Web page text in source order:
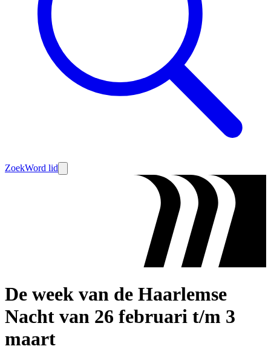
ZoekWord lid
De week van de Haarlemse
Nacht van 26 februari t/m 3
maart